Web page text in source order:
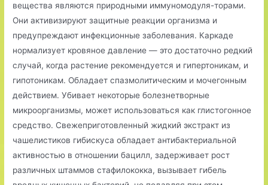
вещества являются природными иммуномодуля-торами.
Они активизируют защитные реакции организма и
предупреждают инфекционные заболевания. Каркаде
нормализует кровяное давление — это достаточно редкий
случай, когда растение рекомендуется и гипертоникам, и
гипотоникам. Обладает спазмолитическим и мочегонным
действием. Убивает некоторые болезнетворные
микроорганизмы, может использоваться как глистогонное
средство. Свежеприготовленный жидкий экстракт из
чашелистиков гибискуса обладает антибактериальной
активностью в отношении бацилл, задерживает рост
различных штаммов стафилококка, вызывает гибель